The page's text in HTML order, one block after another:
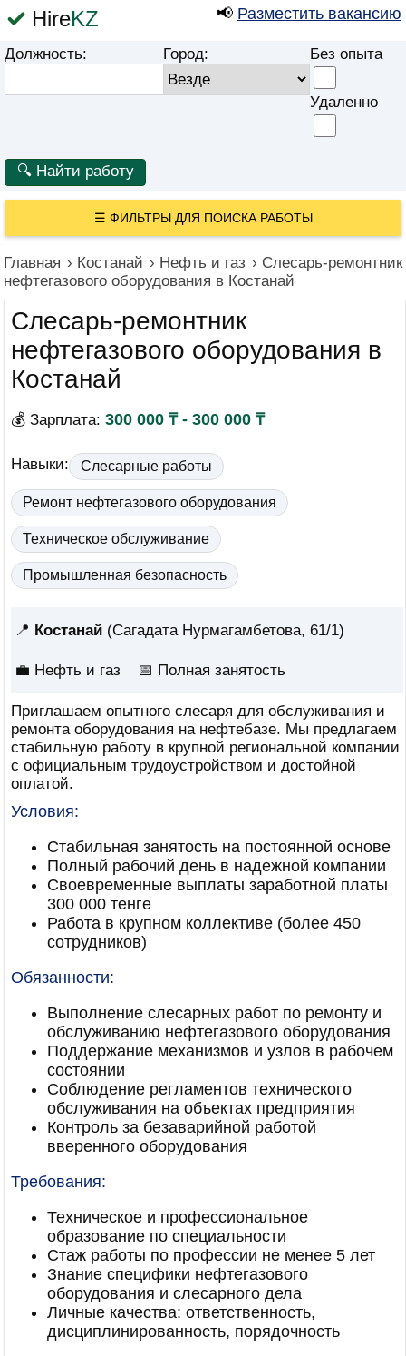
HireKZ 📢 Разместить вакансию
Должность: Город: Без опыта
Удаленно
☰ ФИЛЬТРЫ ДЛЯ ПОИСКА РАБОТЫ
Главная › Костанай › Нефть и газ › Слесарь-ремонтник
нефтегазового оборудования в Костанай
Слесарь-ремонтник
нефтегазового оборудования в
Костанай
💰 Зарплата: 300 000 ₸ - 300 000 ₸
Навыки: Слесарные работы
Ремонт нефтегазового оборудования
Техническое обслуживание
Промышленная безопасность
📍 Костанай (Сагадата Нурмагамбетова, 61/1)
💼 Нефть и газ 📅 Полная занятость
Приглашаем опытного слесаря для обслуживания и
ремонта оборудования на нефтебазе. Мы предлагаем
стабильную работу в крупной региональной компании
с официальным трудоустройством и достойной
оплатой.
Условия:
Стабильная занятость на постоянной основе
Полный рабочий день в надежной компании
Своевременные выплаты заработной платы
300 000 тенге
Работа в крупном коллективе (более 450
сотрудников)
Обязанности:
Выполнение слесарных работ по ремонту и
обслуживанию нефтегазового оборудования
Поддержание механизмов и узлов в рабочем
состоянии
Соблюдение регламентов технического
обслуживания на объектах предприятия
Контроль за безаварийной работой
вверенного оборудования
Требования:
Техническое и профессиональное
образование по специальности
Стаж работы по профессии не менее 5 лет
Знание специфики нефтегазового
оборудования и слесарного дела
Личные качества: ответственность,
дисциплинированность, порядочность